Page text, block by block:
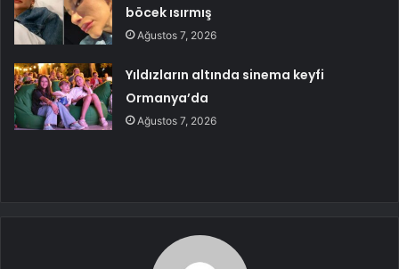
böcek ısırmış
Ağustos 7, 2026
Yıldızların altında sinema keyfi
Ormanya’da
Ağustos 7, 2026